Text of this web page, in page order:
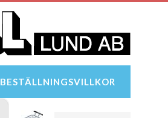
BESTÄLLNINGSVILLKOR